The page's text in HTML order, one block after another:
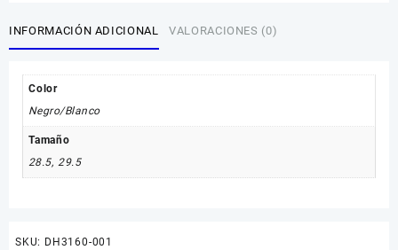
INFORMACIÓN ADICIONAL VALORACIONES (0)
Color
Negro/Blanco
Tamaño
28.5, 29.5
SKU: DH3160-001